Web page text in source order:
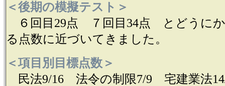
＜後期の模擬テスト＞
６回目29点 ７回目34点 とどうにか
る点数に近づいてきました。
＜項目別目標点数＞
民法9/16 法令の制限7/9 宅建業法